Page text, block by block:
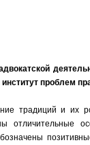
проблем
традиций и их
отличительные